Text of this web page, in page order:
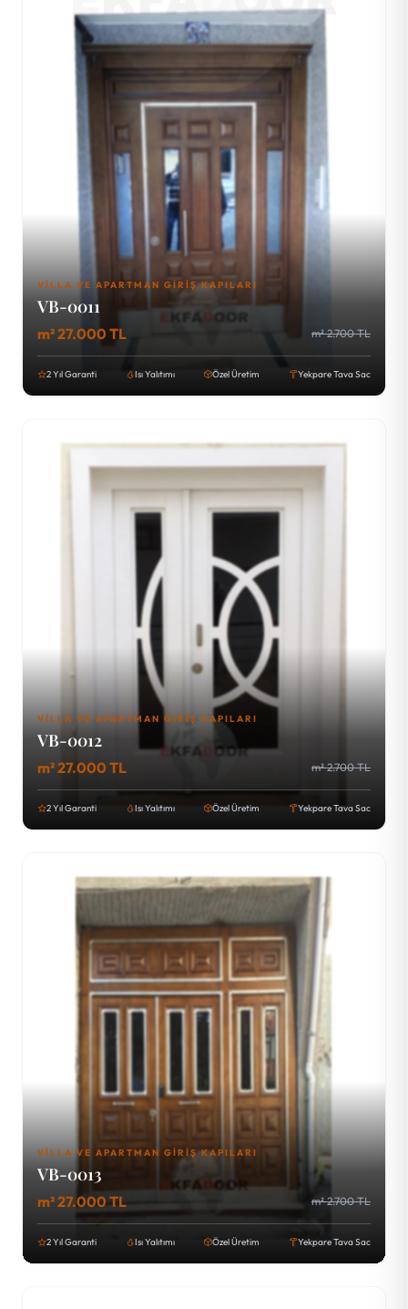
VILLA VE APARTMAN GIRIŞ KAPILARI
VB-0011
m² 27.000 TL m² 2.700 TL
2 Yıl Garanti Isı Yalıtımı Özel Üretim Yekpare Tava Sac
VILLA VE APARTMAN GIRIŞ KAPILARI
VB-0012
m² 27.000 TL m² 2.700 TL
2 Yıl Garanti Isı Yalıtımı Özel Üretim Yekpare Tava Sac
VILLA VE APARTMAN GIRIŞ KAPILARI
VB-0013
m² 27.000 TL m² 2.700 TL
2 Yıl Garanti Isı Yalıtımı Özel Üretim Yekpare Tava Sac